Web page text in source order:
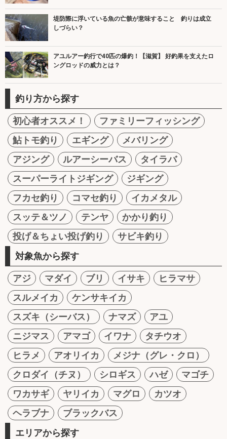
堤防際に浮いている魚の亡骸が意味すること 釣りは成立
しづらい？
アユルアー釣行で40匹の爆釣！【滋賀】 好釣果を支えたロ
ングロッドの威力とは？
釣り方から探す
初心者オススメ！
ファミリーフィッシング
鮎トモ釣り
エギング
メバリング
アジング
ルアーシーバス
タイラバ
スーパーライトジギング
ジギング
フカセ釣り
コマセ釣り
イカメタル
スッテ＆ツノ
テンヤ
かかり釣り
投げ＆ちょい投げ釣り
サビキ釣り
対象魚から探す
アジ マダイ ブリ イサキ
ヒラマサ
スルメイカ
ケンサキイカ
スズキ（シーバス）
ナマズ
アユ
ニジマス
アマゴ イワナ
タチウオ
ヒラメ
アオリイカ
メジナ（グレ・クロ）
クロダイ（チヌ）
シロギス ハゼ
マゴチ
ワカサギ
ヤリイカ マグロ
カツオ
ヘラブナ
ブラックバス
エリアから探す